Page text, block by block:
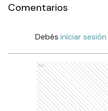
Comentarios
Debés iniciar sesión
Ads